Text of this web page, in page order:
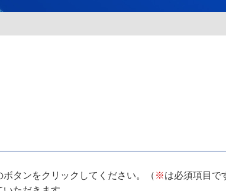
タンをクリックしてください。（ ※は必須項目で